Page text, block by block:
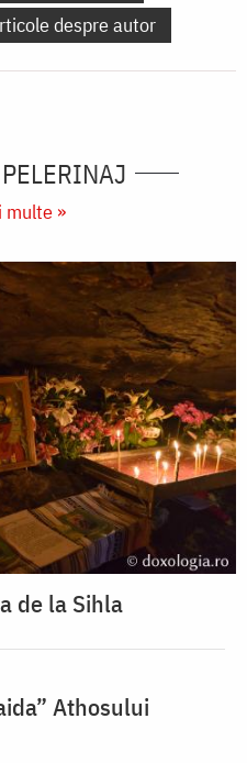
despre autor
multe »
de la Sihla
Athosului